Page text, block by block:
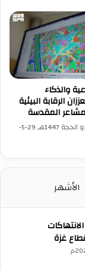
والذكاء
الرقابة البيئية
المقدسة
الجمعة 12 ذو الحجة 1447هـ 29-5-
الأشهر
غزة